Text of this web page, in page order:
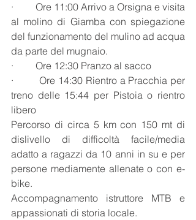
·         Ore 11:00 Arrivo a Orsigna e visita
al molino di Giamba con spiegazione
del funzionamento del mulino ad acqua
da parte del mugnaio.
·         Ore 12:30 Pranzo al sacco
·         Ore 14:30 Rientro a Pracchia per
treno delle 15:44 per Pistoia o rientro
libero
Percorso di circa 5 km con 150 mt di
dislivello di difficoltà facile/media
adatto a ragazzi da 10 anni in su e per
persone mediamente allenate o con e-
bike.
Accompagnamento istruttore MTB e
appassionati di storia locale.